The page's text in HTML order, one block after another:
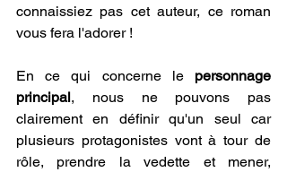
connaissiez pas cet auteur, ce roman
vous fera l'adorer !
En ce qui concerne le personnage
principal, nous ne pouvons pas
clairement en définir qu'un seul car
plusieurs protagonistes vont à tour de
rôle, prendre la vedette et mener,